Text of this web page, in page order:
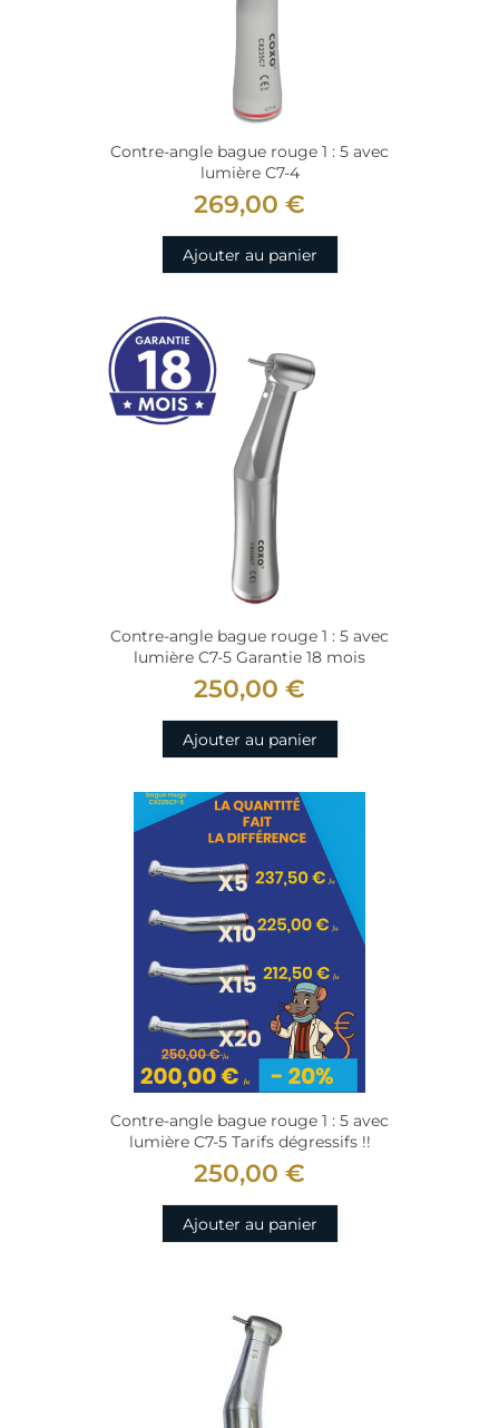
Contre-angle bague rouge 1 : 5 avec
lumière C7-4
269,00 €
Ajouter au panier
Contre-angle bague rouge 1 : 5 avec
lumière C7-5 Garantie 18 mois
250,00 €
Ajouter au panier
Contre-angle bague rouge 1 : 5 avec
lumière C7-5 Tarifs dégressifs !!
250,00 €
Ajouter au panier